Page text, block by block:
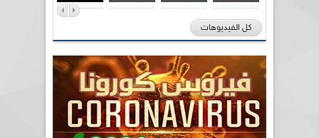
كل الفيديوهات